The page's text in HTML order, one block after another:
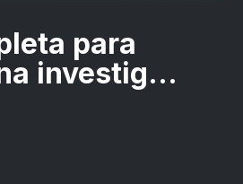
para
investig...